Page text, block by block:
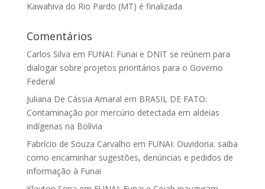
Kawahiva do Rio Pardo (MT) é finalizada
Comentários
Carlos Silva em FUNAI: Funai e DNIT se reúnem para
dialogar sobre projetos prioritários para o Governo
Federal
Juliana De Cássia Amaral em BRASIL DE FATO:
Contaminação por mercúrio detectada em aldeias
indígenas na Bolívia
Fabrício de Souza Carvalho em FUNAI: Ouvidoria: saiba
como encaminhar sugestões, denúncias e pedidos de
informação à Funai